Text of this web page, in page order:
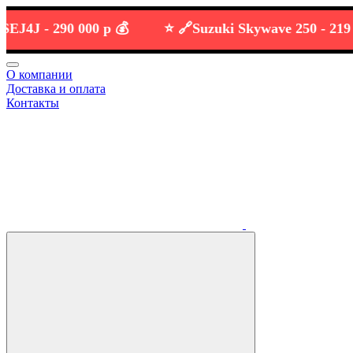
-290 000 р 💰 Suzuki Skywave 250 -219 000
О компании
Доставка и оплата
Контакты